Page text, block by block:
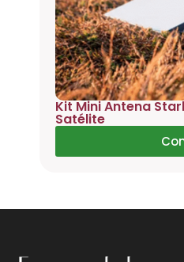
Kit Mini Antena
Satélite